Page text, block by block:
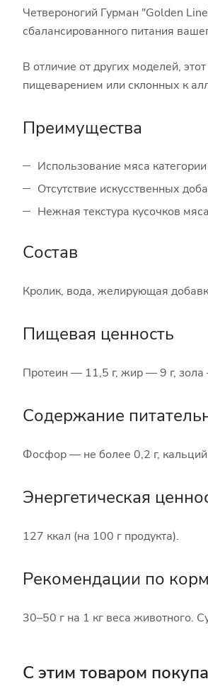
Четвероногий Гурман "Golden
сбалансированного питания
В отличие от других моделей,
пищеварением или склонных к
Преимущества
Использование мяса
Отсутствие искусственных
Нежная текстура кусочков
Состав
Кролик, вода, желирующая
Пищевая ценность
Протеин — 11,5 г, жир — 9 г, зола
Содержание
Фосфор — не более 0,2 г,
Энергетическая
127 ккал (на 100 г продукта).
Рекомендации по
30–50 г на 1 кг веса животного.
С этим товаром